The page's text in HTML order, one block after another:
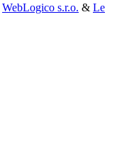
WebLogico s.r.o. & Le